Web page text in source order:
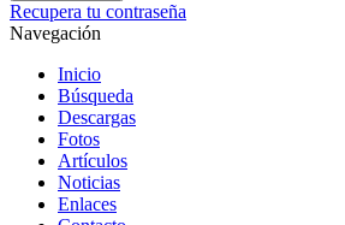
Recupera tu contraseña
Navegación
Inicio
Búsqueda
Descargas
Fotos
Artículos
Noticias
Enlaces